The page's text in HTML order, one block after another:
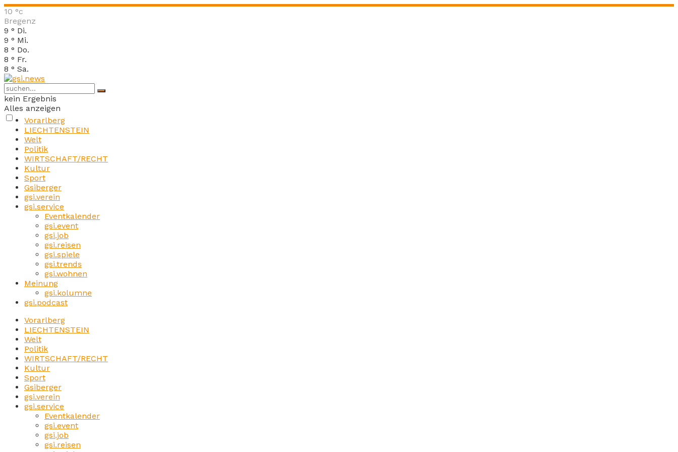
10 °c
Bregenz
9 ° Di.
9 ° Mi.
8 ° Do.
8 ° Fr.
8 ° Sa.
kein Ergebnis
Alles anzeigen
Vorarlberg
LIECHTENSTEIN
Welt
Politik
WIRTSCHAFT/RECHT
Kultur
Sport
Gsiberger
gsi.verein
gsi.service
Eventkalender
gsi.event
gsi.job
gsi.reisen
gsi.spiele
gsi.trends
gsi.wohnen
Meinung
gsi.kolumne
gsi.podcast
Vorarlberg
LIECHTENSTEIN
Welt
Politik
WIRTSCHAFT/RECHT
Kultur
Sport
Gsiberger
gsi.verein
gsi.service
Eventkalender
gsi.event
gsi.job
gsi.reisen